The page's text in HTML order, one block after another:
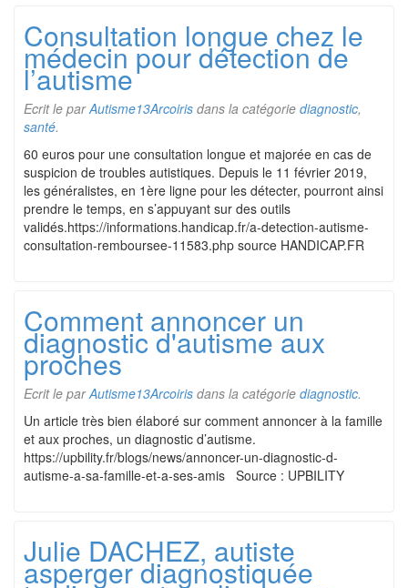
Consultation longue chez le
médecin pour détection de
l’autisme
Ecrit le parAutisme13Arcoiris dans la catégorie diagnostic,
santé.
60 euros pour une consultation longue et majorée en cas de
suspicion de troubles autistiques. Depuis le 11 février 2019,
les généralistes, en 1ère ligne pour les détecter, pourront ainsi
prendre le temps, en s’appuyant sur des outils
validés.https://informations.handicap.fr/a-detection-autisme-
consultation-remboursee-11583.php source HANDICAP.FR
Comment annoncer un
diagnostic d'autisme aux
proches
Ecrit le parAutisme13Arcoiris dans la catégorie diagnostic.
Un article très bien élaboré sur comment annoncer à la famille
et aux proches, un diagnostic d’autisme.
https://upbility.fr/blogs/news/annoncer-un-diagnostic-d-
autisme-a-sa-famille-et-a-ses-amis Source : UPBILITY
Julie DACHEZ, autiste
asperger diagnostiquée